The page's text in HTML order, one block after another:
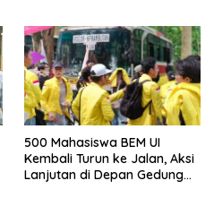
500 Mahasiswa BEM UI
Kembali Turun ke Jalan, Aksi
Lanjutan di Depan Gedung